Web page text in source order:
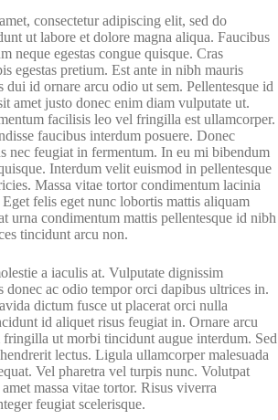
consectetur adipiscing elit, sed do
ut labore et dolore magna aliqua. Faucibus
neque egestas congue quisque. Cras
egestas pretium. Est ante in nibh mauris
dui id ornare arcu odio ut sem. Pellentesque id
amet justo donec enim diam vulputate ut.
facilisis leo vel fringilla est ullamcorper.
faucibus interdum posuere. Donec
nec feugiat in fermentum. In eu mi bibendum
Interdum velit euismod in pellentesque
Massa vitae tortor condimentum lacinia
felis eget nunc lobortis mattis aliquam
urna condimentum mattis pellentesque id nibh
tincidunt arcu non.
a iaculis at. Vulputate dignissim
donec ac odio tempor orci dapibus ultrices in.
dictum fusce ut placerat orci nulla
id aliquet risus feugiat in. Ornare arcu
ut morbi tincidunt augue interdum. Sed
lectus. Ligula ullamcorper malesuada
Vel pharetra vel turpis nunc. Volutpat
massa vitae tortor. Risus viverra
feugiat scelerisque.